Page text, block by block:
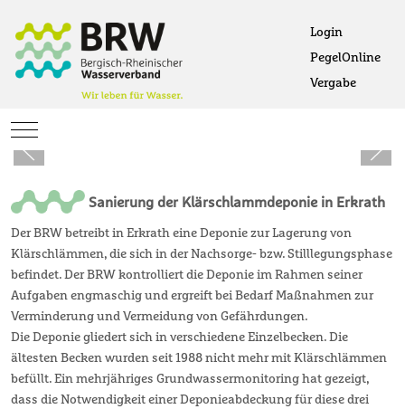
Login
PegelOnline
Vergabe
Mobile Menu Toggle
Sanierung der Klärschlammdeponie in Erkrath
Der BRW betreibt in Erkrath eine Deponie zur Lagerung von
Klärschlämmen, die sich in der Nachsorge- bzw. Stilllegungsphase
befindet. Der BRW kontrolliert die Deponie im Rahmen seiner
Aufgaben engmaschig und ergreift bei Bedarf Maßnahmen zur
Verminderung und Vermeidung von Gefährdungen.
Die Deponie gliedert sich in verschiedene Einzelbecken. Die
ältesten Becken wurden seit 1988 nicht mehr mit Klärschlämmen
befüllt. Ein mehrjähriges Grundwassermonitoring hat gezeigt,
dass die Notwendigkeit einer Deponieabdeckung für diese drei